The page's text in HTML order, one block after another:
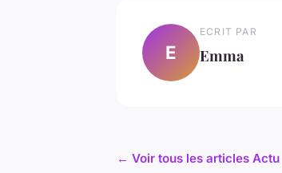
E
ECRIT PAR
Emma
← Voir tous les articles Actu